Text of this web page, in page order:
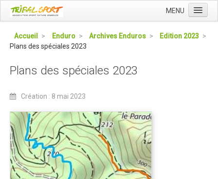
MENU
Qui sommes nous ?
L'Association Tribal
Le Team Tribal
La Newsletter Tribal
Gérer votre abonnement
Consulter les archives
Dans la presse
Accueil > Enduro > Archives Enduros > Edition 2023 >
Plans des spéciales 2023
Plans des spéciales 2023
Création : 8 mai 2023